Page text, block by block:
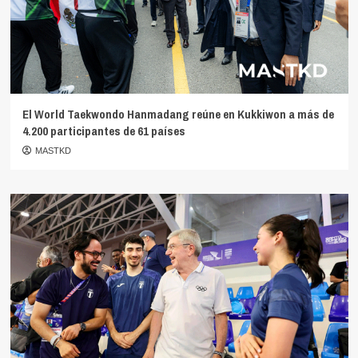
El World Taekwondo Hanmadang reúne en Kukkiwon a más de
4.200 participantes de 61 países
MASTKD